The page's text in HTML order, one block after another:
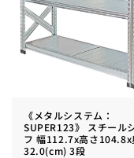
《メタルシステム：
SUPER123》 スチール
フ 幅112.7x高さ104.8x
32.0(cm) 3段